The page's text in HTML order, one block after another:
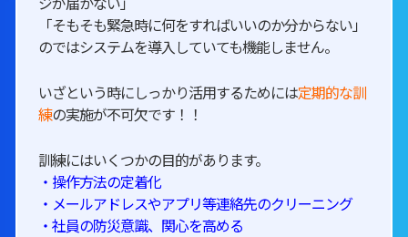
「そもそも緊急時に何をすればいいのか分からない」
のではシステムを導入していても機能しません。
いざという時にしっかり活用するためには定期的な訓
練の実施が不可欠です！！
訓練にはいくつかの目的があります。
・操作方法の定着化
・メールアドレスやアプリ等連絡先のクリーニング
・社員の防災意識、関心を高める